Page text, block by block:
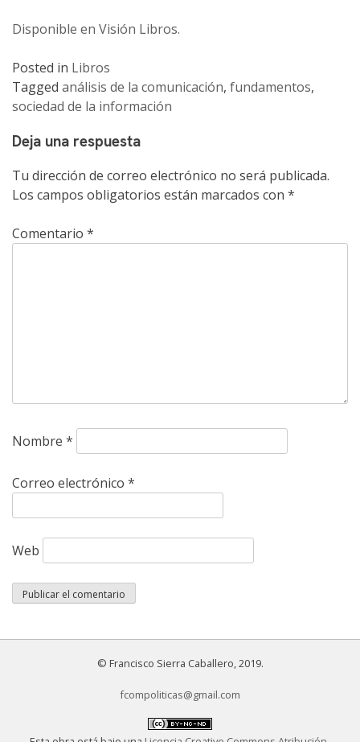
Disponible en Visión Libros.
Posted in Libros
Tagged análisis de la comunicación, fundamentos,
sociedad de la información
Deja una respuesta
Tu dirección de correo electrónico no será publicada.
Los campos obligatorios están marcados con *
Comentario *
Nombre *
Correo electrónico *
Web
© Francisco Sierra Caballero, 2019.
fcompoliticas@gmail.com